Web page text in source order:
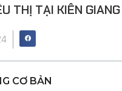
THỊ TẠI KIÊN GIANG
CƠ BẢN